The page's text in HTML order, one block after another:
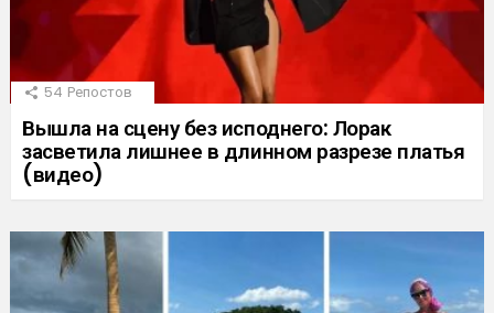
54 Репостов
Вышла на сцену без исподнего: Лорак
засветила лишнее в длинном разрезе платья
(видео)